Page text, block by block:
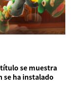
se muestra
se ha instalado